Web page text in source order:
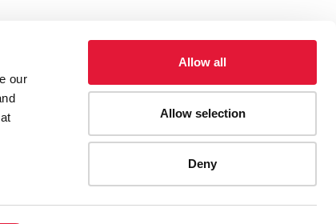
our
Allow all
Allow selection
Deny
Mères mentors